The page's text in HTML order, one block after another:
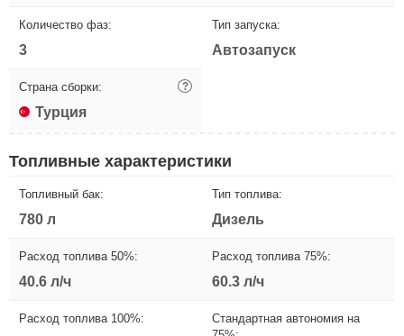
Количество фаз:
3
Тип запуска:
Автозапуск
Страна сборки: ?
Турция
Топливные характеристики
Топливный бак:
780 л
Тип топлива:
Дизель
Расход топлива 50%:
40.6 л/ч
Расход топлива 75%:
60.3 л/ч
Расход топлива 100%:
Стандартная автономия на